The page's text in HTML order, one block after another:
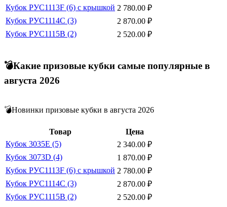
Кубок РУС1113F (6) с крышкой 2 780.00 ₽
Кубок РУС1114C (3)
2 870.00 ₽
Кубок РУС1115B (2)
2 520.00 ₽
💣Какие призовые кубки самые популярные в
августа 2026
💣Новинки призовые кубки в августа 2026
Товар
Цена
Кубок 3035E (5)
2 340.00 ₽
Кубок 3073D (4)
1 870.00 ₽
Кубок РУС1113F (6) с крышкой 2 780.00 ₽
Кубок РУС1114C (3)
2 870.00 ₽
Кубок РУС1115B (2)
2 520.00 ₽